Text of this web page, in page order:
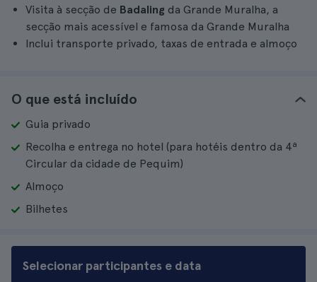
Visita à secção de Badaling da Grande Muralha, a
secção mais acessível e famosa da Grande Muralha
Inclui transporte privado, taxas de entrada e almoço
O que está incluído
Guia privado
Recolha e entrega no hotel (para hotéis dentro da 4ª
Circular da cidade de Pequim)
Almoço
Bilhetes
Selecionar participantes e data